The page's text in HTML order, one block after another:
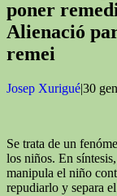
poner
Alienació
remei
Josep Xurigué|30
Se trata de un
los niños. En
manipula el niño
repudiarlo y separa